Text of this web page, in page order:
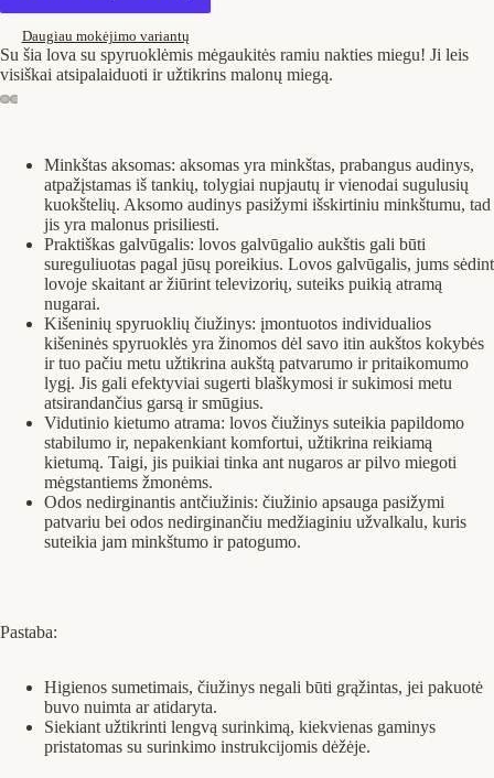
Daugiau mokėjimo variantų
Su šia lova su spyruoklėmis mėgaukitės ramiu nakties miegu! Ji leis
visiškai atsipalaiduoti ir užtikrins malonų miegą.
Minkštas aksomas: aksomas yra minkštas, prabangus audinys,
atpažįstamas iš tankių, tolygiai nupjautų ir vienodai sugulusių
kuokštelių. Aksomo audinys pasižymi išskirtiniu minkštumu, tad
jis yra malonus prisiliesti.
Praktiškas galvūgalis: lovos galvūgalio aukštis gali būti
sureguliuotas pagal jūsų poreikius. Lovos galvūgalis, jums sėdint
lovoje skaitant ar žiūrint televizorių, suteiks puikią atramą
nugarai.
Kišeninių spyruoklių čiužinys: įmontuotos individualios
kišeninės spyruoklės yra žinomos dėl savo itin aukštos kokybės
ir tuo pačiu metu užtikrina aukštą patvarumo ir pritaikomumo
lygį. Jis gali efektyviai sugerti blaškymosi ir sukimosi metu
atsirandančius garsą ir smūgius.
Vidutinio kietumo atrama: lovos čiužinys suteikia papildomo
stabilumo ir, nepakenkiant komfortui, užtikrina reikiamą
kietumą. Taigi, jis puikiai tinka ant nugaros ar pilvo miegoti
mėgstantiems žmonėms.
Odos nedirginantis antčiužinis: čiužinio apsauga pasižymi
patvariu bei odos nedirginančiu medžiaginiu užvalkalu, kuris
suteikia jam minkštumo ir patogumo.
Pastaba:
Higienos sumetimais, čiužinys negali būti grąžintas, jei pakuotė
buvo nuimta ar atidaryta.
Siekiant užtikrinti lengvą surinkimą, kiekvienas gaminys
pristatomas su surinkimo instrukcijomis dėžėje.